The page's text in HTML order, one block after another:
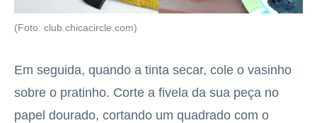
(Foto: club.chicacircle.com)
Em seguida, quando a tinta secar, cole o vasinho
sobre o pratinho. Corte a fivela da sua peça no
papel dourado, cortando um quadrado com o